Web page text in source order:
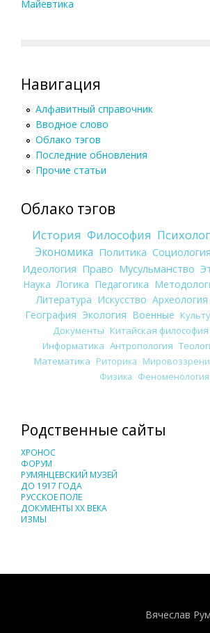
Майевтика
Навигация
Алфавитный справочник
Вводное слово
Облако тэгов
Последние обновления
Прочие статьи
Облако тэгов
История Философия
Экономика Политика Социология
Идеология Право Мусульманство
Наука Логика Педагогика
Литература Искусство Археология
География Экология Военные
Документы Китайская философия
Информатика Антропология
Математика Риторика
Физика Феноменология
Родственные сайты
ХРОНОС
ФОРУМ
РУМЯНЦЕВСКИЙ МУЗЕЙ
ДО 1917 ГОДА
РУССКОЕ ПОЛЕ
ДОКУМЕНТЫ XX ВЕКА
ИЗМЫ
Вячеслав